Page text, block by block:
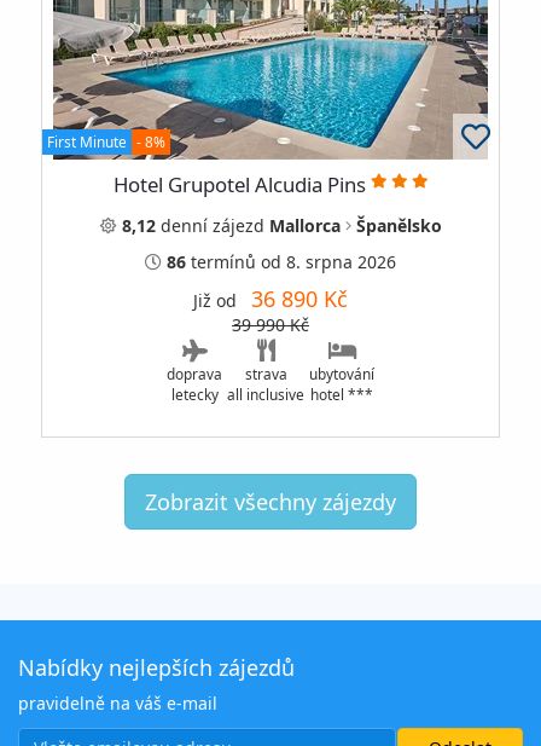
First Minute - 8%
Hotel Grupotel Alcudia Pins
8,12dennízájezd Mallorca
Španělsko
86 termínů od 8. srpna 2026
Již od 36 890 Kč
39 990 Kč
doprava
letecky
strava
all inclusive
ubytování
hotel ***
Zobrazit všechny zájezdy
Nabídky nejlepších zájezdů
pravidelně na váš e-mail